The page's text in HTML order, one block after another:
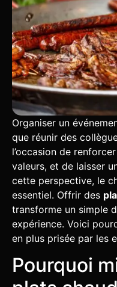
Organiser un
que réunir des
l’occasion de
valeurs, et de laisser
cette perspective, le
essentiel. Offrir des
transforme un simple
expérience. Voici
en plus prisée par les
Pourquoi